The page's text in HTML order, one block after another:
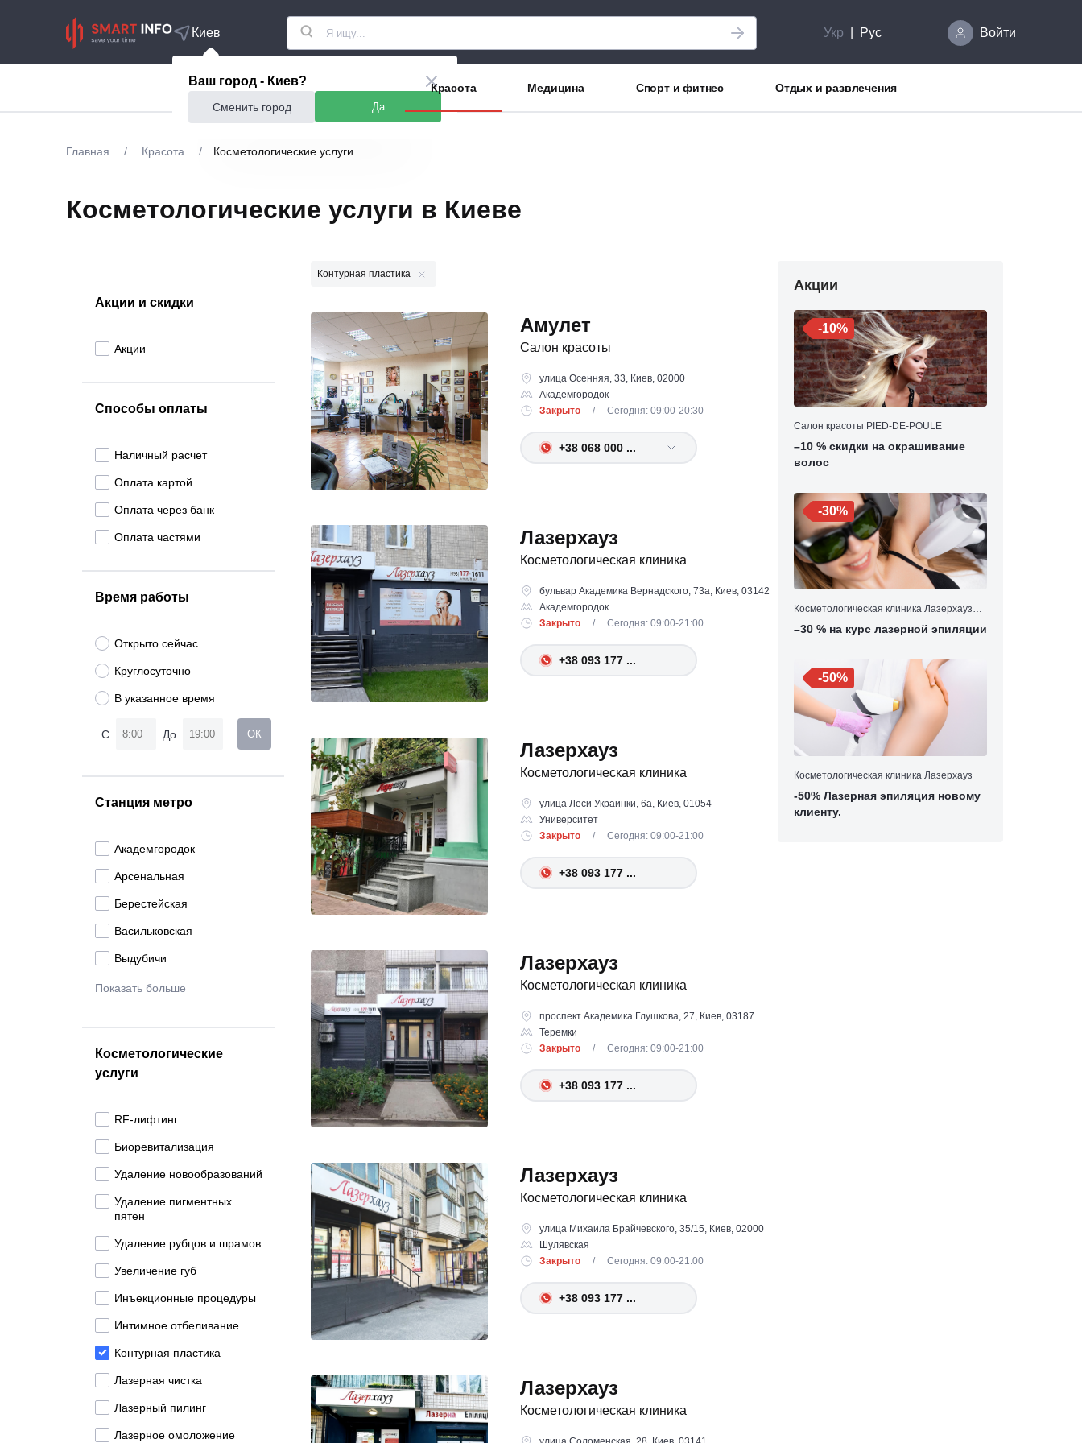
Киев
Ваш город - Киев?
Сменить город Да
Укр Рус Войти
Акции Еда и рестораны Красота Медицина Спорт и фитнес Отдых и развлечения
Главная / Красота / Косметологические услуги
Косметологические услуги в Киеве
Акции и скидки
Акции
Способы оплаты
Наличный расчет
Оплата картой
Оплата через банк
Оплата частями
Время работы
Открыто сейчас
Круглосуточно
В указанное время
С До ОК
Станция метро
Академгородок
Арсенальная
Берестейская
Васильковская
Выдубичи
Показать больше
Косметологические
услуги
RF-лифтинг
Биоревитализация
Удаление новообразований
Удаление пигментных
пятен
Удаление рубцов и шрамов
Увеличение губ
Инъекционные процедуры
Интимное отбеливание
Контурная пластика
Лазерная чистка
Лазерный пилинг
Лазерное омоложение
Контурная пластика
Амулет
Салон красоты
улица Осенняя, 33, Киев, 02000
Академгородок
Закрыто
/ Сегодня: 09:00-20:30
+38 068 000 ...
Лазерхауз
Косметологическая клиника
бульвар Академика Вернадского, 73а, Киев, 03142
Академгородок
Закрыто
/ Сегодня: 09:00-21:00
+38 093 177 ...
Лазерхауз
Косметологическая клиника
улица Леси Украинки, 6а, Киев, 01054
Университет
Закрыто
/ Сегодня: 09:00-21:00
+38 093 177 ...
Лазерхауз
Косметологическая клиника
проспект Академика Глушкова, 27, Киев, 03187
Теремки
Закрыто
/ Сегодня: 09:00-21:00
+38 093 177 ...
Лазерхауз
Косметологическая клиника
улица Михаила Брайчевского, 35/15, Киев, 02000
Шулявская
Закрыто
/ Сегодня: 09:00-21:00
+38 093 177 ...
Лазерхауз
Косметологическая клиника
Акции
-10%
Салон красоты PIED-DE-POULE
–10 % скидки на окрашивание
волос
-30%
Косметологическая клиника Лазерхауз
–30 % на курс лазерной эпиляции
-50%
Косметологическая клиника Лазерхауз
-50% Лазерная эпиляция новому
клиенту.